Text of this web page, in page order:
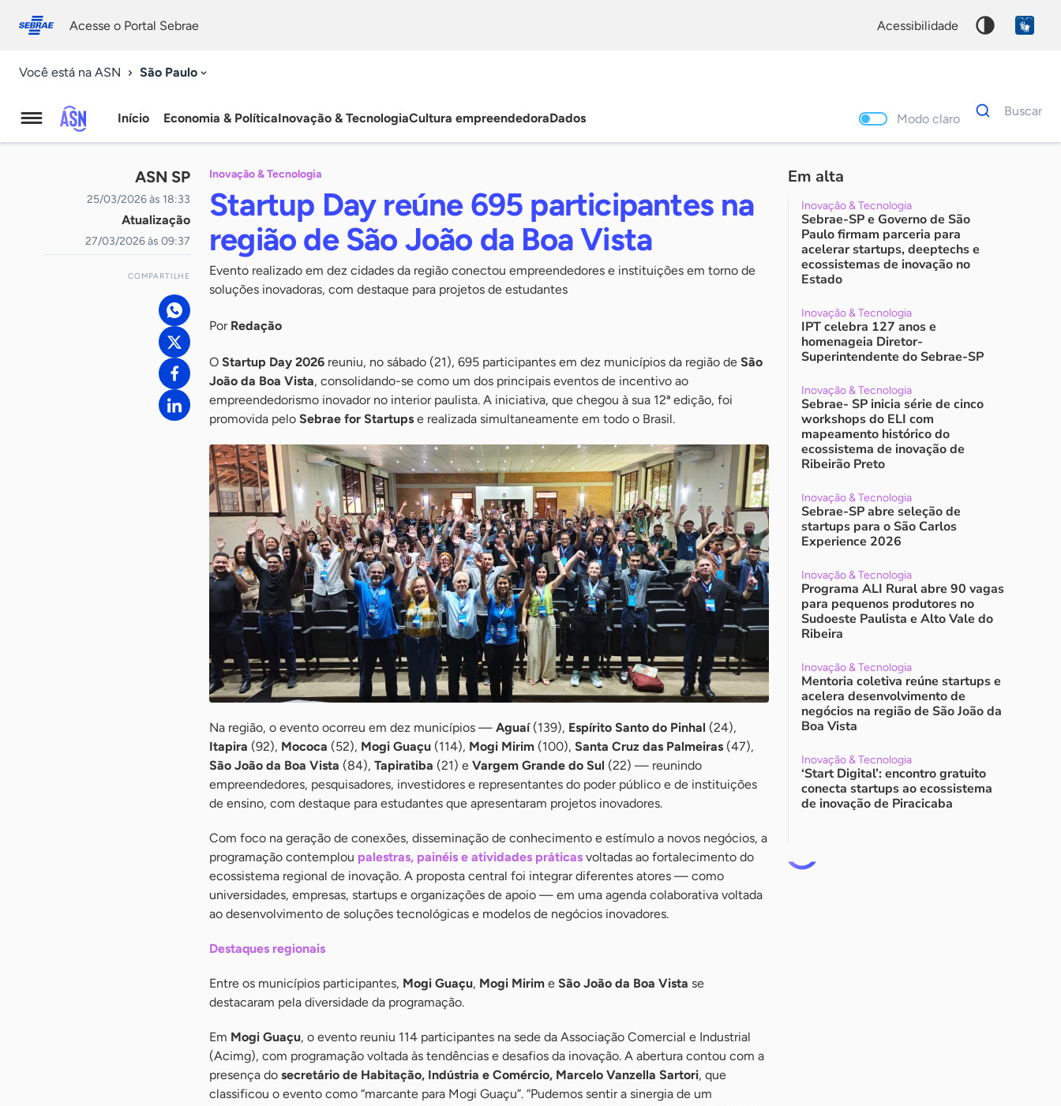
conosco
Acesse o Portal Sebrae acessibilidade
Você está na ASN São Paulo
Agência
Sebrae
de
Notícias
Início Economia & PolíticaInovação & TecnologiaCultura empreendedoraDados Modo claro
Dados
para
Buscar
ASN SP
25/03/2026 às 18:33
Atualização
27/03/2026 às 09:37
COMPARTILHE
Inovação & Tecnologia
Startup Day reúne 695 participantes na
região de São João da Boa Vista
Evento realizado em dez cidades da região conectou empreendedores e instituições em torno de
soluções inovadoras, com destaque para projetos de estudantes
Por Redação
O Startup Day 2026 reuniu, no sábado (21), 695 participantes em dez municípios da região de São
João da Boa Vista, consolidando-se como um dos principais eventos de incentivo ao
empreendedorismo inovador no interior paulista. A iniciativa, que chegou à sua 12ª edição, foi
promovida pelo Sebrae for Startups e realizada simultaneamente em todo o Brasil.
Na região, o evento ocorreu em dez municípios — Aguaí(139), Espírito Santo do Pinhal (24),
Itapira (92), Mococa (52), Mogi Guaçu (114), Mogi Mirim (100), Santa Cruz das Palmeiras (47),
São João da Boa Vista (84), Tapiratiba (21) e Vargem Grande do Sul (22) — reunindo
empreendedores, pesquisadores, investidores e representantes do poder público e de instituições
de ensino, com destaque para estudantes que apresentaram projetos inovadores.
Com foco na geração de conexões, disseminação de conhecimento e estímulo a novos negócios, a
programação contemplou palestras, painéis e atividades práticas voltadas ao fortalecimento do
ecossistema regional de inovação. A proposta central foi integrar diferentes atores — como
universidades, empresas, startups e organizações de apoio — em uma agenda colaborativa voltada
ao desenvolvimento de soluções tecnológicas e modelos de negócios inovadores.
Destaques regionais
Entre os municípios participantes, Mogi Guaçu, Mogi Mirim e São João da Boa Vista se
destacaram pela diversidade da programação.
Em Mogi Guaçu, o evento reuniu 114 participantes na sede da Associação Comercial e Industrial
(Acimg), com programação voltada às tendências e desafios da inovação. A abertura contou com a
presença do secretário de Habitação, Indústria e Comércio, Marcelo Vanzella Sartori, que
classificou o evento como “marcante para Mogi Guaçu”. “Pudemos sentir a sinergia de um
Em alta
Inovação & Tecnologia
Sebrae-SP e Governo de São
Paulo firmam parceria para
acelerar startups, deeptechs e
ecossistemas de inovação no
Estado
Inovação & Tecnologia
IPT celebra 127 anos e
homenageia Diretor-
Superintendente do Sebrae-SP
Inovação & Tecnologia
Sebrae- SP inicia série de cinco
workshops do ELI com
mapeamento histórico do
ecossistema de inovação de
Ribeirão Preto
Inovação & Tecnologia
Sebrae-SP abre seleção de
startups para o São Carlos
Experience 2026
Inovação & Tecnologia
Programa ALI Rural abre 90 vagas
para pequenos produtores no
Sudoeste Paulista e Alto Vale do
Ribeira
Inovação & Tecnologia
Mentoria coletiva reúne startups e
acelera desenvolvimento de
negócios na região de São João da
Boa Vista
Inovação & Tecnologia
‘Start Digital’: encontro gratuito
conecta startups ao ecossistema
de inovação de Piracicaba